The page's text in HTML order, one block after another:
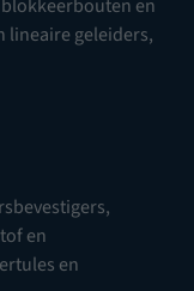
en
lineaire geleiders,
,
en
en